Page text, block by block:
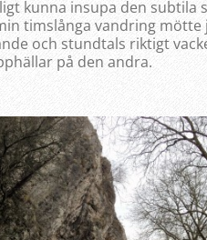
kunna insupa den subtila
timslånga vandring mötte
och stundtals riktigt
på den andra.